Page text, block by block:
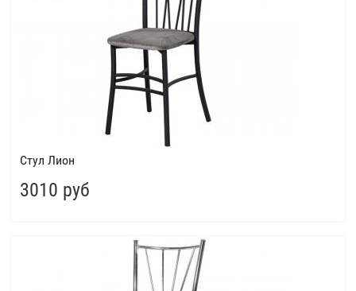
Стул Лион
3010 руб